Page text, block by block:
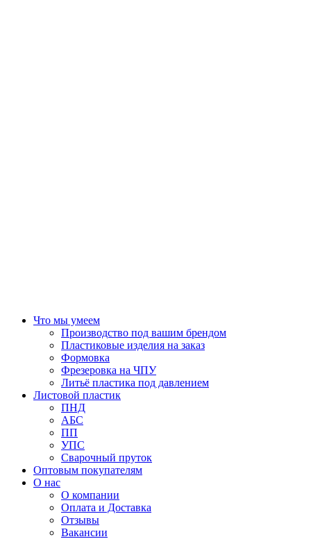
Что мы умеем
Производство под вашим брендом
Пластиковые изделия на заказ
Формовка
Фрезеровка на ЧПУ
Литьё пластика под давлением
Листовой пластик
ПНД
АБС
ПП
УПС
Сварочный пруток
Оптовым покупателям
О нас
О компании
Оплата и Доставка
Отзывы
Вакансии